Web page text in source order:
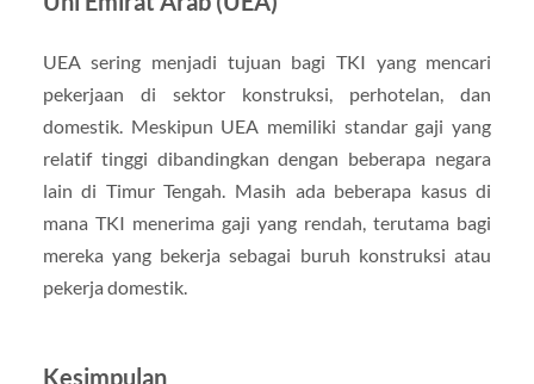
UEA sering menjadi tujuan bagi TKI yang mencari
pekerjaan di sektor konstruksi, perhotelan, dan
domestik. Meskipun UEA memiliki standar gaji yang
relatif tinggi dibandingkan dengan beberapa negara
lain di Timur Tengah. Masih ada beberapa kasus di
mana TKI menerima gaji yang rendah, terutama bagi
mereka yang bekerja sebagai buruh konstruksi atau
pekerja domestik.
Kesimpulan